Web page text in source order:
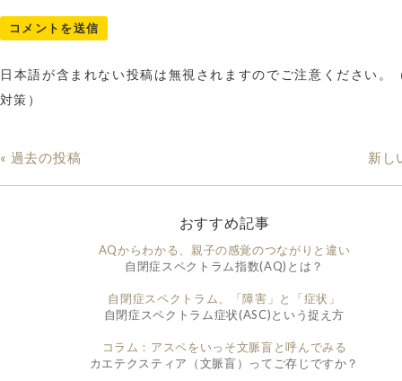
日本語が含まれない投稿は無視されますのでご注意ください。
対策）
« 過去の投稿 新し
おすすめ記事
AQからわかる、親子の感覚のつながりと違い
自閉症スペクトラム指数(AQ)とは？
自閉症スペクトラム、「障害」と「症状」
自閉症スペクトラム症状(ASC)という捉え方
コラム：アスペをいっそ文脈盲と呼んでみる
カエテクスティア（文脈盲）ってご存じですか？